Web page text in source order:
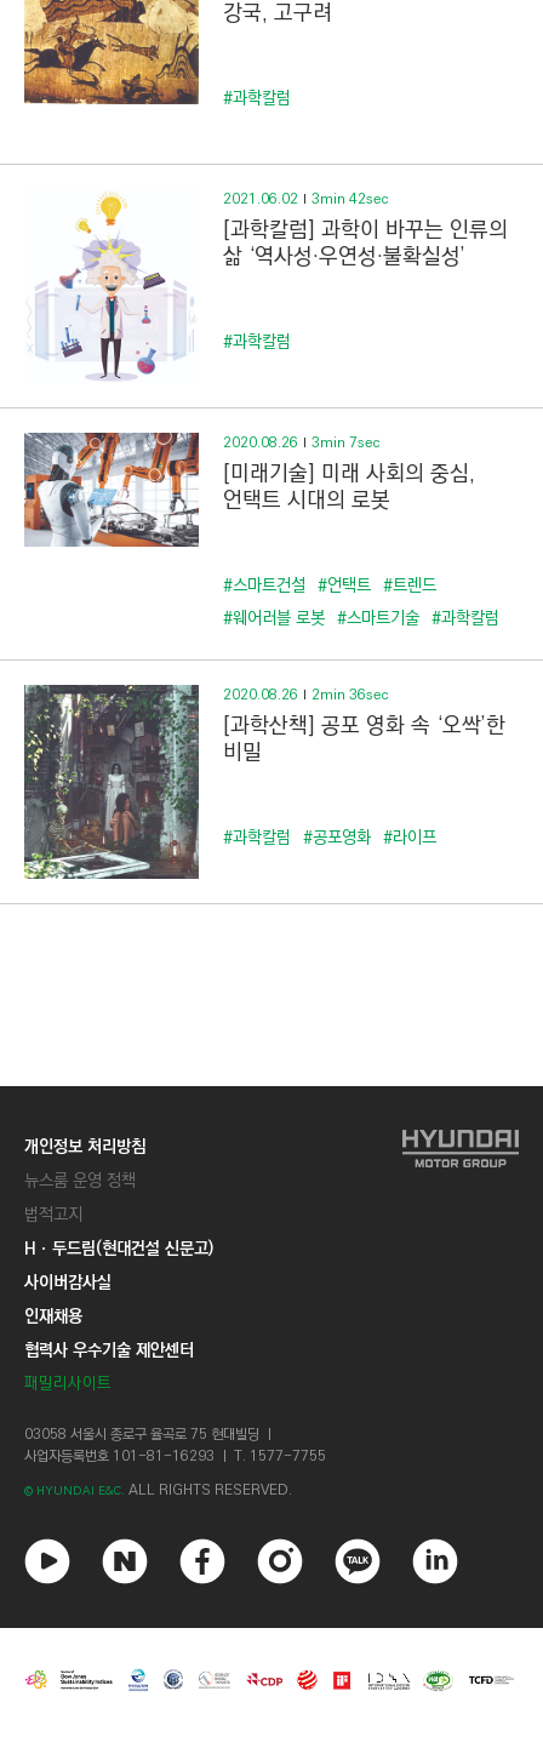
T
R
U
)
강국, 고구려
#과학칼럼
2021.06.02 3min 42sec
[과학칼럼] 과학이 바꾸는 인류의
삶 ‘역사성·우연성·불확실성’
#과학칼럼
2020.08.26 3min 7sec
[미래기술] 미래 사회의 중심,
언택트 시대의 로봇
#스마트건설 #언택트 #트렌드
#웨어러블 로봇 #스마트기술 #과학칼럼
2020.08.26 2min 36sec
[과학산책] 공포 영화 속 ‘오싹’한
비밀
#과학칼럼 #공포영화 #라이프
개인정보 처리방침
뉴스룸 운영 정책
법적고지
Hㆍ두드림(현대건설 신문고)
사이버감사실
인재채용
협력사 우수기술 제안센터
패밀리사이트
03058 서울시 종로구 율곡로 75 현대빌딩 ㅣ
사업자등록번호 101-81-16293 ㅣ T. 1577-7755
© HYUNDAI E&C. ALL RIGHTS RESERVED.
튜
브
이
이
스
북
스
타
그
카
오
톡
크
드
인